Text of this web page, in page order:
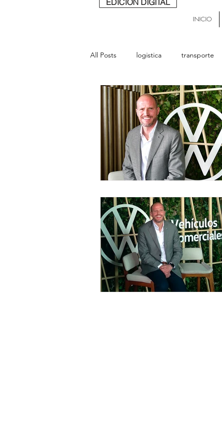
EDICIÓN DIGITAL
INICIO
All Posts logistica transporte
buses lideres última